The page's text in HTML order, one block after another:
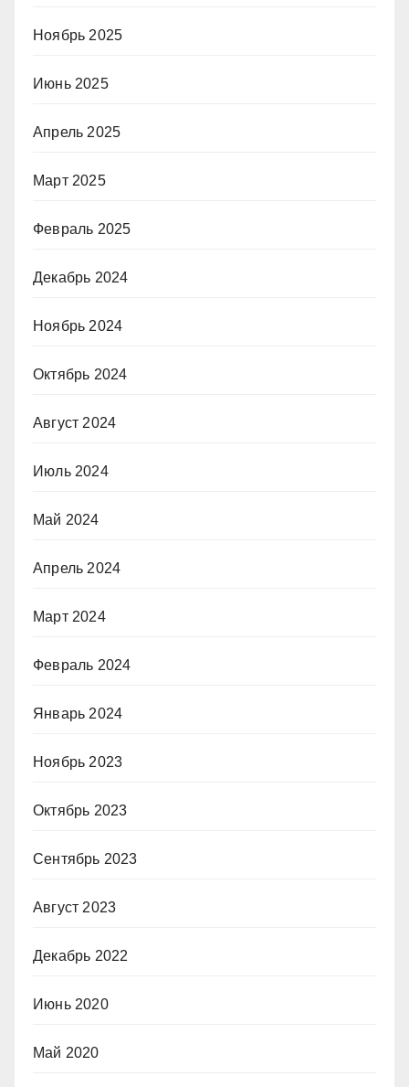
Ноябрь 2025
Июнь 2025
Апрель 2025
Март 2025
Февраль 2025
Декабрь 2024
Ноябрь 2024
Октябрь 2024
Август 2024
Июль 2024
Май 2024
Апрель 2024
Март 2024
Февраль 2024
Январь 2024
Ноябрь 2023
Октябрь 2023
Сентябрь 2023
Август 2023
Декабрь 2022
Июнь 2020
Май 2020